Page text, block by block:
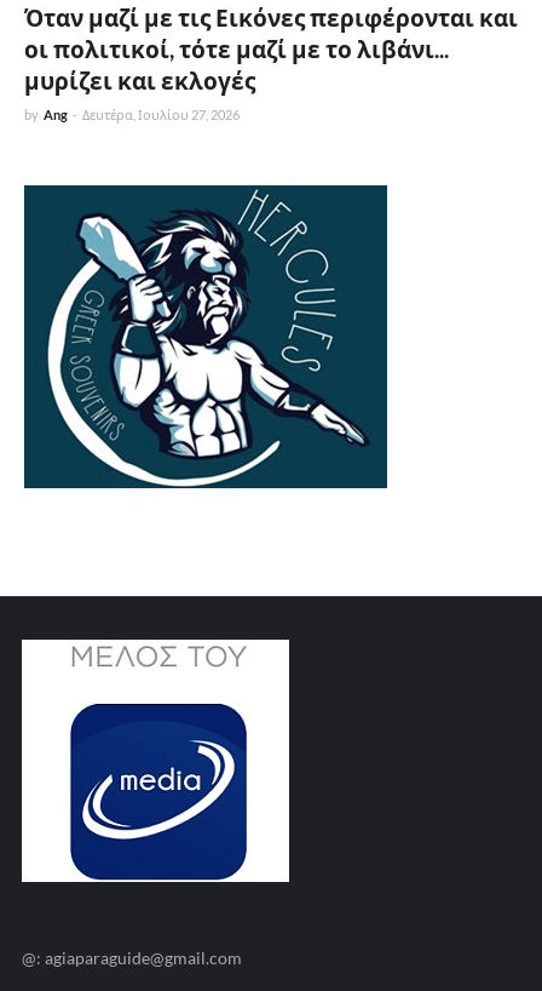
Όταν μαζί με τις Εικόνες περιφέρονται και
οι πολιτικοί, τότε μαζί με το λιβάνι...
μυρίζει και εκλογές
by Ang - Δευτέρα, Ιουλίου 27, 2026
@: agiaparaguide@gmail.com